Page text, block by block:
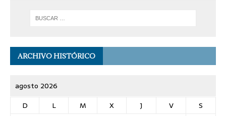
ARCHIVO HISTÓRICO
agosto 2026
D
L M X J V
S